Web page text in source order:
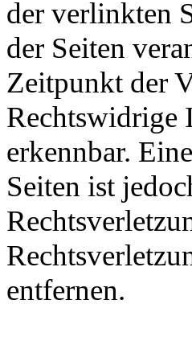
der verlinkten
der Seiten
Zeitpunkt der
Rechtswidrige
erkennbar.
Seiten ist
entfernen.